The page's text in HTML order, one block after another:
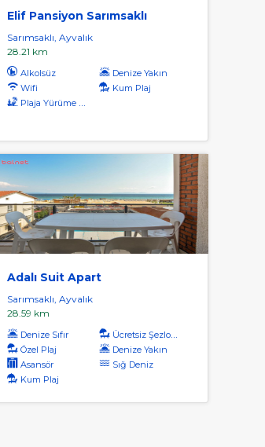
Elif Pansiyon Sarımsaklı
Sarımsaklı, Ayvalık
28.21 km
Alkolsüz
Denize Yakın
Wifi
Kum Plaj
Plaja Yürüme Mesafesi
Adalı Suit Apart
Sarımsaklı, Ayvalık
28.59 km
Denize Sıfır
Ücretsiz Şezlong
Özel Plaj
Denize Yakın
Asansör
Sığ Deniz
Kum Plaj